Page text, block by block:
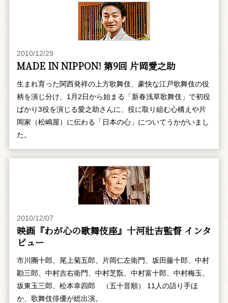
2010/12/29
MADE IN NIPPON! 第9回 片岡愛之助
生まれ育った関西発祥の上方歌舞伎、豪快な江戸歌舞伎の役
柄を演じ分け、1月2日から始まる「新春浅草歌舞伎」で初役
ばかり3役を演じる愛之助さんに、役に取り組む心構えや片
岡家（松嶋屋）に伝わる「日本の心」についてうかがいまし
た。
2010/12/07
映画『わが心の歌舞伎座』十河壯吉監督 インタ
ビュー
市川團十郎、尾上菊五郎、片岡仁左衛門、坂田藤十郎、中村
勘三郎、中村吉右衛門、中村芝翫、中村富十郎、中村梅玉、
坂東玉三郎、松本幸四郎 （五十音順） 11人の語り手ほ
か、歌舞伎俳優が総出演。